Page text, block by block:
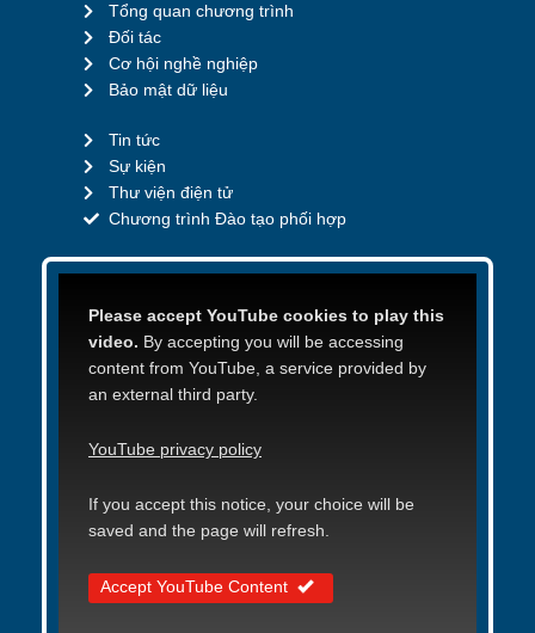
Tổng quan chương trình
Đối tác
Cơ hội nghề nghiệp
Bảo mật dữ liệu
Tin tức
Sự kiện
Thư viện điện tử
Chương trình Đào tạo phối hợp
Please accept YouTube cookies to play this
video. By accepting you will be accessing
content from YouTube, a service provided by
an external third party.
YouTube privacy policy
If you accept this notice, your choice will be
saved and the page will refresh.
Accept YouTube Content